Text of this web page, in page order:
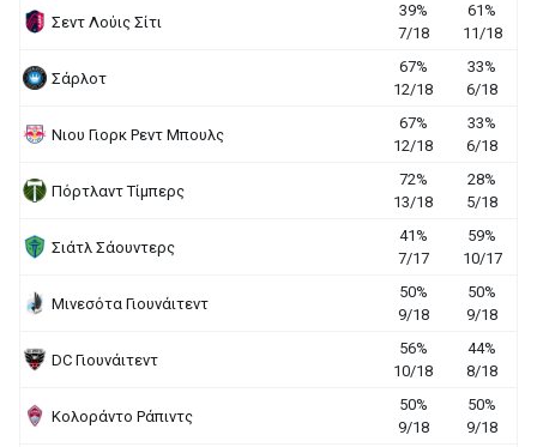
Σεντ Λούις Σίτι
39%
7/18
61%
11/18
Σάρλοτ
67%
12/18
33%
6/18
Νιου Γιορκ Ρεντ Μπουλς
67%
12/18
33%
6/18
Πόρτλαντ Τίμπερς
72%
13/18
28%
5/18
Σιάτλ Σάουντερς
41%
7/17
59%
10/17
Μινεσότα Γιουνάιτεντ
50%
9/18
50%
9/18
DC Γιουνάιτεντ
56%
10/18
44%
8/18
Κολοράντο Ράπιντς
50%
9/18
50%
9/18